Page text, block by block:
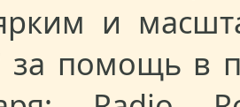
и
за помощь в